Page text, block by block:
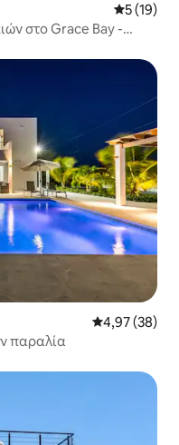
Μέση
5 (19)
στο Grace Bay -
Μέση
4,97 (38)
παραλία